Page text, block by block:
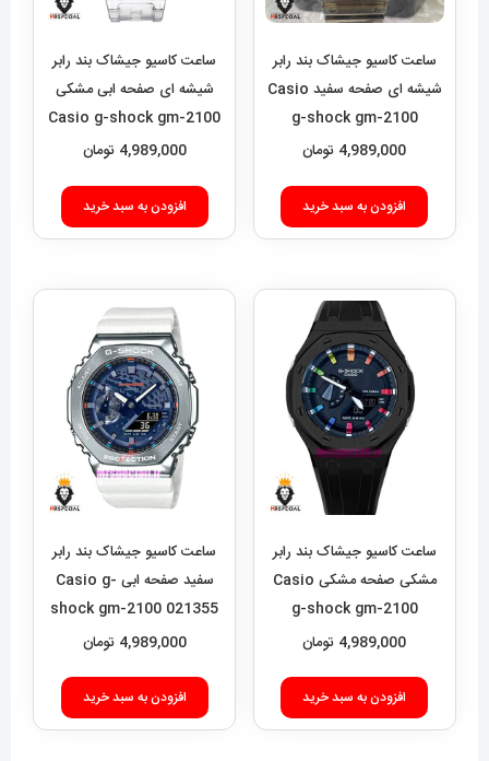
ساعت کاسیو جیشاک بند رابر
شیشه ای صفحه سفید Casio
g-shock gm-2100
021454
4,989,000 تومان
افزودن به سبد خرید
ساعت کاسیو جیشاک بند رابر
شیشه ای صفحه ابی مشکی
Casio g-shock gm-2100
021420
4,989,000 تومان
افزودن به سبد خرید
ساعت کاسیو جیشاک بند رابر
مشکی صفحه مشکی Casio
g-shock gm-2100
021419
4,989,000 تومان
افزودن به سبد خرید
ساعت کاسیو جیشاک بند رابر
سفید صفحه ابی Casio g-
shock gm-2100 021355
4,989,000 تومان
افزودن به سبد خرید